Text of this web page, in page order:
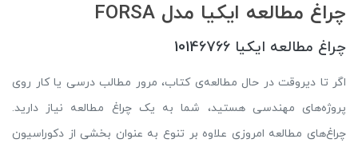
چراغ مطالعه ایکیا مدل FORSA
چراغ مطالعه ایکیا 10146766
اگر تا دیروقت در حال مطالعه‌ی کتاب، مرور مطالب درسی یا کار روی
پروژه‌های مهندسی هستید، شما به یک چراغ مطالعه نیاز دارید.
چراغ‌های مطالعه امروزی علاوه بر تنوع به عنوان بخشی از دکوراسیون